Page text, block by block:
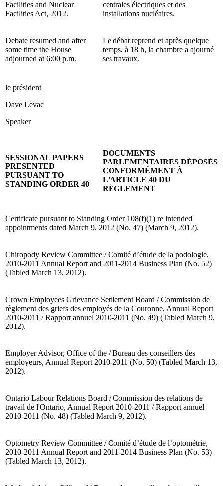
Facilities and Nuclear
Facilities Act, 2012.
centrales électriques et des
installations nucléaires.
Debate resumed and after
some time the House
adjourned at 6:00 p.m.
Le débat reprend et après quelque
temps, à 18 h, la chambre a ajourné
ses travaux.
le président
Dave Levac
Speaker
SESSIONAL PAPERS
PRESENTED
PURSUANT TO
STANDING ORDER 40
DOCUMENTS
PARLEMENTAIRES DÉPOSÉS
CONFORMÉMENT À
L'ARTICLE 40 DU
RÈGLEMENT
Certificate pursuant to Standing Order 108(f)(1) re intended
appointments dated March 9, 2012 (No. 47) (March 9, 2012).
Chiropody Review Committee / Comité d’étude de la podologie,
2010-2011 Annual Report and 2011-2014 Business Plan (No. 52)
(Tabled March 13, 2012).
Crown Employees Grievance Settlement Board / Commission de
règlement des griefs des employés de la Couronne, Annual Report
2010-2011 / Rapport annuel 2010-2011 (No. 49) (Tabled March 9,
2012).
Employer Advisor, Office of the / Bureau des conseillers des
employeurs, Annual Report 2010-2011 (No. 50) (Tabled March 13,
2012).
Ontario Labour Relations Board / Commission des relations de
travail de l'Ontario, Annual Report 2010-2011 / Rapport annuel
2010-2011 (No. 48) (Tabled March 9, 2012).
Optometry Review Committee / Comité d’étude de l’optométrie,
2010-2011 Annual Report and 2011-2014 Business Plan (No. 53)
(Tabled March 13, 2012).